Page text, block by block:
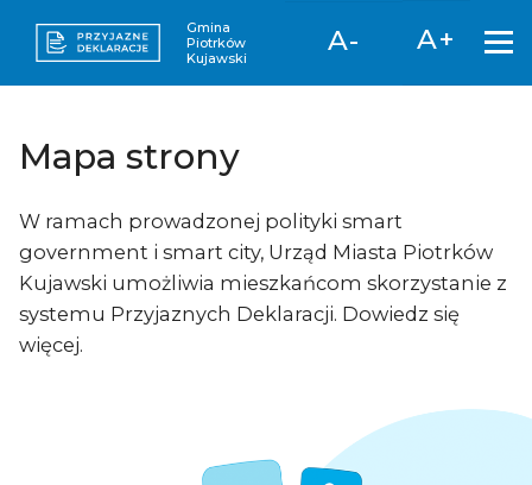
Gmina
Piotrków
Kujawski
A- A+
Mapa strony
W ramach prowadzonej polityki smart
government i smart city, Urząd Miasta Piotrków
Kujawski umożliwia mieszkańcom skorzystanie z
systemu Przyjaznych Deklaracji. Dowiedz się
więcej.